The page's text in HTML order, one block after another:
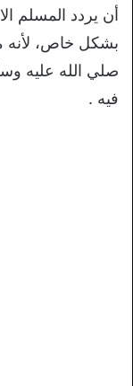
أن يردد المسلم
بشكل خاص، لأنه
صلي الله عليه
فيه .